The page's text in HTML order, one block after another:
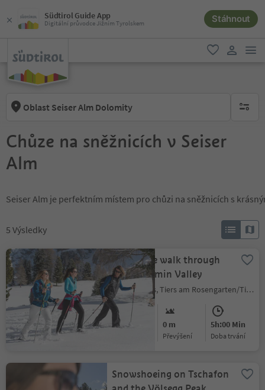
Südtirol Guide App
Digitální průvodce Jižním Tyrolskem Stáhnout
oblíbené
Oblast Seiser Alm Dolomity brak
Chůze na sněžnicích v Seiser
Alm
Seiser Alm je perfektním místem pro chůzi na sněžnicích s
5 Výsledky
Snowshoe walk through
the Tschamin Valley
Tires/Tiers, Tiers am Rosengarten/Tires al Catinaccio, Dolomites Region Seiser Alm
Medium 0 m
Převýšení
5h:00 Min
doba trvání
Snowshoeing on Tschafon